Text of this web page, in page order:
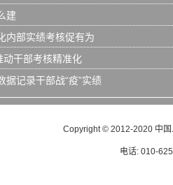
建
内部实绩考核促有为
动干部考核精准化
据记录干部战“疫”实绩
Copyright © 2012-2020 中国
电话: 010-